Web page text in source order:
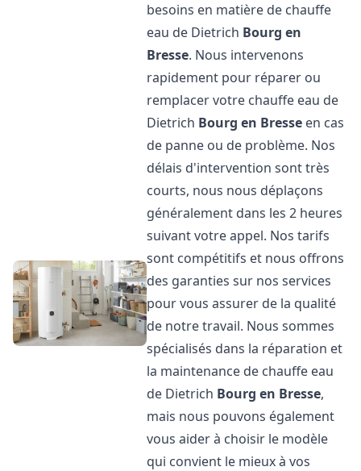
besoins en matière de chauffe
eau de Dietrich Bourg en
Bresse. Nous intervenons
rapidement pour réparer ou
remplacer votre chauffe eau de
Dietrich Bourg en Bresse en cas
de panne ou de problème. Nos
délais d'intervention sont très
courts, nous nous déplaçons
généralement dans les 2 heures
suivant votre appel. Nos tarifs
sont compétitifs et nous offrons
des garanties sur nos services
pour vous assurer de la qualité
de notre travail. Nous sommes
spécialisés dans la réparation et
la maintenance de chauffe eau
de Dietrich Bourg en Bresse,
mais nous pouvons également
vous aider à choisir le modèle
qui convient le mieux à vos